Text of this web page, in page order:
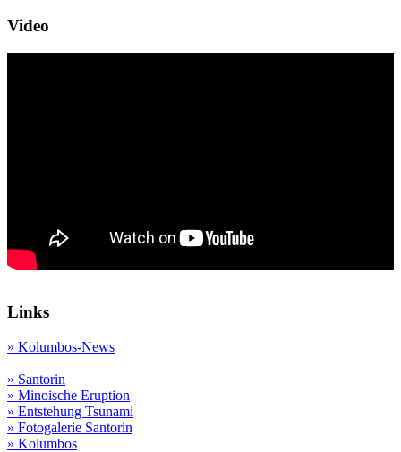
Video
Links
» Kolumbos-News
» Santorin
» Minoische Eruption
» Entstehung Tsunami
» Fotogalerie Santorin
» Kolumbos